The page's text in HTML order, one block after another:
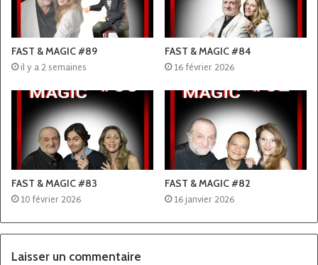
FAST & MAGIC #89
il y a 2 semaines
FAST & MAGIC #84
16 février 2026
FAST & MAGIC #83
10 février 2026
FAST & MAGIC #82
16 janvier 2026
Laisser un commentaire